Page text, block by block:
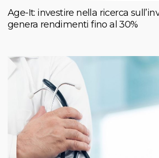
Age-It: investire nella ricerca
genera rendimenti fino al 30%